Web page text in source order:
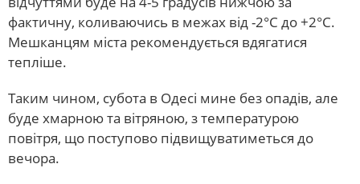
фактичну, коливаючись в межах від -2°С до +2°С.
Мешканцям міста рекомендується вдягатися
тепліше.
Таким чином, субота в Одесі мине без опадів, але
буде хмарною та вітряною, з температурою
повітря, що поступово підвищуватиметься до
вечора.